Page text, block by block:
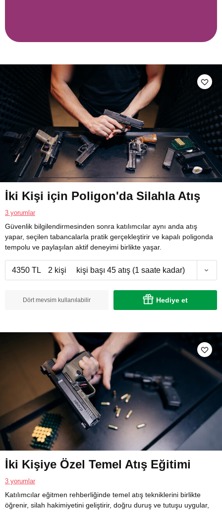
İki Kişi için Poligon'da Silahla Atış
3 yorumlar
Güvenlik bilgilendirmesinden sonra katılımcılar aynı anda atış
yapar, seçilen tabancalarla pratik gerçekleştirir ve kapalı poligonda
tempolu ve paylaşılan aktif deneyimi birlikte yaşar.
4350 TL 2 kişi kişi başı 45 atış (1 saate kadar)
Dört mevsim kullanılabilir Hediye et
İki Kişiye Özel Temel Atış Eğitimi
3 yorumlar
Katılımcılar eğitmen rehberliğinde temel atış tekniklerini birlikte
öğrenir, silah hakimiyetini geliştirir, doğru duruş ve tutuşu uygular,